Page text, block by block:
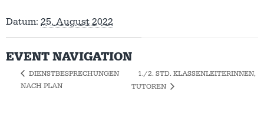
Datum: 25. August 2022
EVENT NAVIGATION
DIENSTBESPRECHUNGEN
NACH PLAN
1./2. STD. KLASSENLEITERINNEN,
TUTOREN